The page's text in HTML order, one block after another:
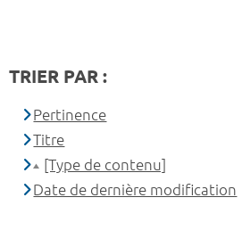
TRIER PAR :
Pertinence
Titre
[Type de contenu]
Date de dernière modification